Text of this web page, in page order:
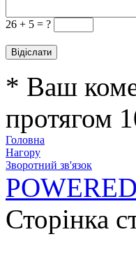
26 + 5 = ?
* Ваш
протягом
Головна
Нагору
Зворотний зв'язок
Сторінка